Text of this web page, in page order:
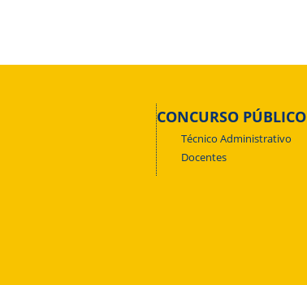
CONCURSO PÚBLICO
Técnico Administrativo
Docentes